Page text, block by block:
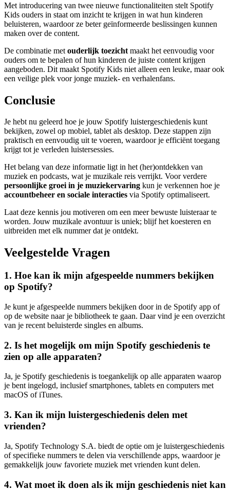
Met introducering van twee nieuwe functionaliteiten stelt Spotify
Kids ouders in staat om inzicht te krijgen in wat hun kinderen
beluisteren, waardoor ze beter geïnformeerde beslissingen kunnen
maken over de content.
De combinatie met ouderlijk toezicht maakt het eenvoudig voor
ouders om te bepalen of hun kinderen de juiste content krijgen
aangeboden. Dit maakt Spotify Kids niet alleen een leuke, maar ook
een veilige plek voor jonge muziek- en verhalenfans.
Conclusie
Je hebt nu geleerd hoe je jouw Spotify luistergeschiedenis kunt
bekijken, zowel op mobiel, tablet als desktop. Deze stappen zijn
praktisch en eenvoudig uit te voeren, waardoor je efficiënt toegang
krijgt tot je verleden luistersessies.
Het belang van deze informatie ligt in het (her)ontdekken van
muziek en podcasts, wat je muzikale reis verrijkt. Voor verdere
persoonlijke groei in je muziekervaring kun je verkennen hoe je
accountbeheer en sociale interacties via Spotify optimaliseert.
Laat deze kennis jou motiveren om een meer bewuste luisteraar te
worden. Jouw muzikale avontuur is uniek; blijf het koesteren en
uitbreiden met elk nummer dat je ontdekt.
Veelgestelde Vragen
1. Hoe kan ik mijn afgespeelde nummers bekijken
op Spotify?
Je kunt je afgespeelde nummers bekijken door in de Spotify app of
op de website naar je bibliotheek te gaan. Daar vind je een overzicht
van je recent beluisterde singles en albums.
2. Is het mogelijk om mijn Spotify geschiedenis te
zien op alle apparaten?
Ja, je Spotify geschiedenis is toegankelijk op alle apparaten waarop
je bent ingelogd, inclusief smartphones, tablets en computers met
macOS of iTunes.
3. Kan ik mijn luistergeschiedenis delen met
vrienden?
Ja, Spotify Technology S.A. biedt de optie om je luistergeschiedenis
of specifieke nummers te delen via verschillende apps, waardoor je
gemakkelijk jouw favoriete muziek met vrienden kunt delen.
4. Wat moet ik doen als ik mijn geschiedenis niet kan